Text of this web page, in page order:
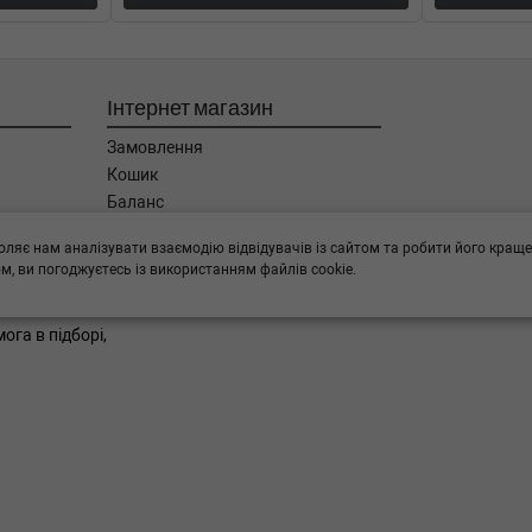
Дизель, Об'єм: 100cc,
Дизель, Об'єм: 100cc,
(Тип: Дизель, Об'єм: 100cc,
Дизель, Об'єм: 100cc,
Потужність: 0HP)
Інтернет магазин
Замовлення
Кошик
Баланс
Бренди
в підборі,
нам аналізувати взаємодію відвідувачів із сайтом та робити його краще.
ви погоджуєтесь із використанням файлів cookie.